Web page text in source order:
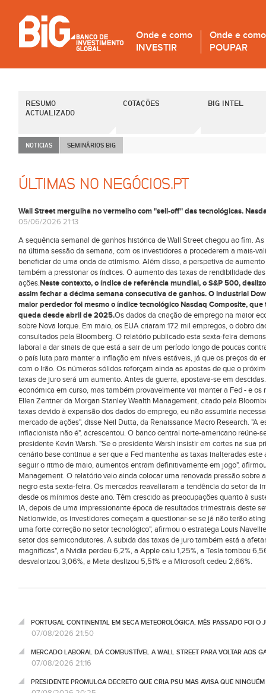
Onde e como
INVESTIR
Onde e como
POUPAR
RESUMO
ACTUALIZADO
COTAÇÕES BIG INTEL
NOTICIAS SEMINÁRIOS BiG
ÚLTIMAS NO NEGÓCIOS.PT
Wall Street mergulha no vermelho com "sell-off" das tecnológicas.
05/06/2026 21:13
A sequência semanal de ganhos histórica de Wall Street chegou ao fim.
na última sessão da semana, com os investidores a procederem a mais-
beneficiar de uma onda de otimismo. Além disso, a perspetiva de
também a pressionar os índices. O aumento das taxas de rendibilidade
ações.Neste contexto, o índice de referência mundial, o S&P 500,
assim fechar a décima semana consecutiva de ganhos. O industrial
maior perdedor foi mesmo o índice tecnológico Nasdaq Composite,
queda desde abril de 2025.Os dados da criação de emprego na maior
sobre Nova Iorque. Em maio, os EUA criaram 172 mil empregos, o dobro
consultados pela Bloomberg. O relatório publicado esta sexta-feira
laboral a dar sinais de que está a sair de um período longo de poucas
o país luta para manter a inflação em níveis estáveis, já que os preços da
com o Irão. Os números sólidos reforçam ainda as apostas de que o
taxas de juro será um aumento. Antes da guerra, apostava-se em
económica em curso, mas também provavelmente vai manter a Fed - e
Ellen Zentner da Morgan Stanley Wealth Management, citado pela
taxas devido à expansão dos dados do emprego, eu não assumiria
mercado de ações", disse Neil Dutta, da Renaissance Macro Research. "A
inflacionista não é", acrescentou. O banco central norte-americano reúne-
presidente Kevin Warsh. "Se o presidente Warsh insistir em cortes na sua
cenário base continua a ser que a Fed mantenha as taxas inalteradas
seguir o ritmo de maio, aumentos entram definitivamente em jogo",
Management. O relatório veio ainda colocar uma renovada pressão sobre
negro esta sexta-feira. Os mercados reavaliaram a tendência do setor da
desde os mínimos deste ano. Têm crescido as preocupações quanto à
IA, depois de uma impressionante época de resultados trimestrais deste
Nationwide, os investidores começam a questionar-se se já não terão
uma forte correção no setor tecnológico", afirmou o estratega Louis
setor dos semicondutores. A subida das taxas de juro também está a
magníficas", a Nvidia perdeu 6,2%, a Apple caiu 1,25%, a Tesla tombou
desvalorizou 3,06%, a Meta deslizou 5,51% e a Microsoft cedeu 2,66%.
PORTUGAL CONTINENTAL EM SECA METEOROLÓGICA, MÊS PASSADO FOI O
07/08/2026 21:50
MERCADO LABORAL DÁ COMBUSTÍVEL A WALL STREET PARA VOLTAR AOS
07/08/2026 21:16
PRESIDENTE PROMULGA DECRETO QUE CRIA PSU MAS AVISA QUE